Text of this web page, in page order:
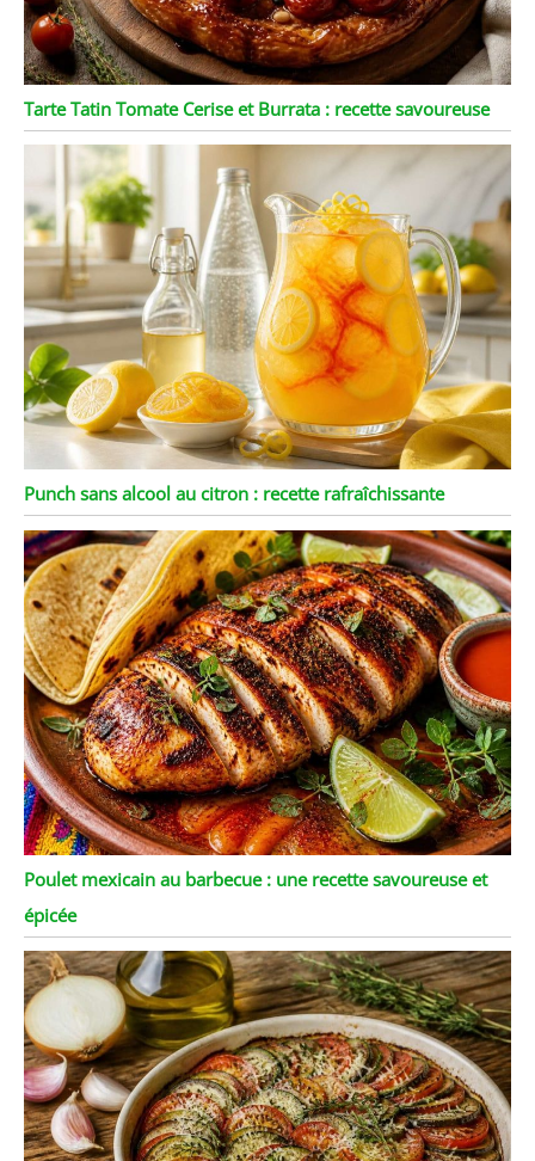
Tarte Tatin Tomate Cerise et Burrata : recette savoureuse
Punch sans alcool au citron : recette rafraîchissante
Poulet mexicain au barbecue : une recette savoureuse et
épicée